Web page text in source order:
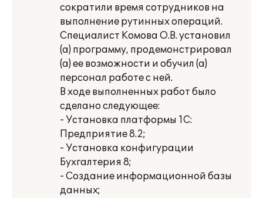
сократили время сотрудников на
выполнение рутинных операций.
Специалист Комова О.В. установил
(а) программу, продемонстрировал
(а) ее возможности и обучил (а)
персонал работе с ней.
В ходе выполненных работ было
сделано следующее:
- Установка платформы 1С:
Предприятие 8.2;
- Установка конфигурации
Бухгалтерия 8;
- Создание информационной базы
данных;